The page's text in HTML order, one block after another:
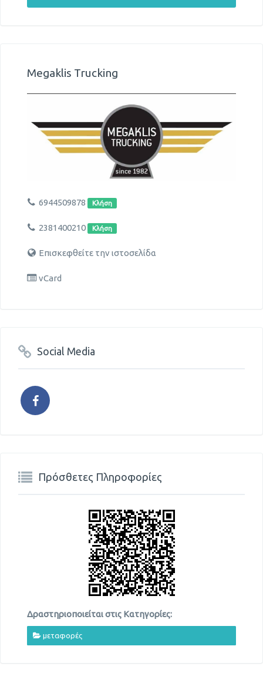
Megaklis Trucking
6944509878 Κλήση
2381400210 Κλήση
Επισκεφθείτε την ιστοσελίδα
vCard
Social Media
Πρόσθετες Πληροφορίες
Δραστηριοποιείται στις Κατηγορίες:
μεταφορές